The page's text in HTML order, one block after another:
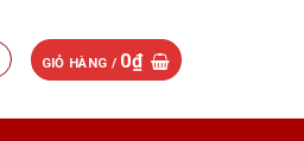
GIỎ HÀNG / 0₫